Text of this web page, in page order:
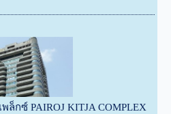
ล็กซ์ PAIROJ KITJA COMPLEX